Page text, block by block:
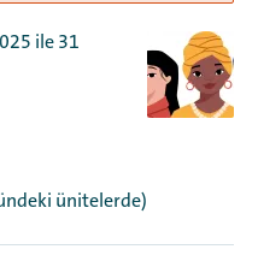
ile 31
ünitelerde)